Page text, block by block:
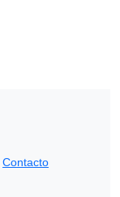
Contacto